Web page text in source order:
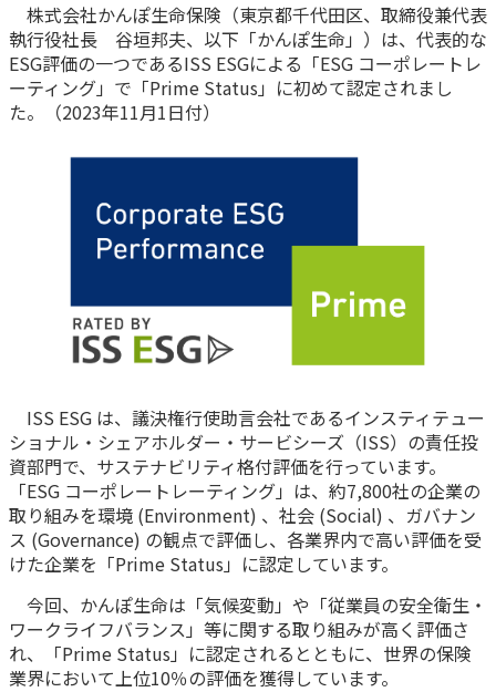
マイページログイン
入院保険金・手術保険金のご請求
お手続き一覧
マイページでできること
新規登録
ログイン
ご契約内容の確認
お客さまに関する情報等の確認の取り組み
保険をご検討中のお客さま
終身保険
定期保険
学資保険
長寿支援保険
お見積りシミュレーション
資料請求
保険の探し方のポイント
保険かんたん診断
これからのライフイベントでかかる費用とは？
法人のお客さま
【まずはご相談ください】企業経営でお悩みの方はこ
ちら
目的から探す
お役立ち情報
法人向け資料請求
お役立ち情報
かんぽのLifeサポートナビ
保険
お金
子育て
ライフプラン
健康情報
かんぽ生命について
かんぽ生命について
ご挨拶
会社概要
財務情報
株主・投資家のみなさまへ
日本郵政グループとしての取り組み
採用情報
CM・オウンドメディア／ソーシャルメディア
よくあるご質問
サステナビリティ
株主・投資家のみなさまへ
採用情報
English
株式会社かんぽ生命保険（東京都千代田区、取締役兼代表
執行役社長 谷垣邦夫、以下「かんぽ生命」）は、代表的な
ESG評価の一つであるISS ESGによる「ESG コーポレートレ
ーティング」で「Prime Status」に初めて認定されまし
た。（2023年11月1日付）
ISS ESG は、議決権行使助言会社であるインスティテュー
ショナル・シェアホルダー・サービシーズ（ISS）の責任投
資部門で、サステナビリティ格付評価を行っています。
「ESG コーポレートレーティング」は、約7,800社の企業の
取り組みを環境 (Environment) 、社会 (Social) 、ガバナン
ス (Governance) の観点で評価し、各業界内で高い評価を受
けた企業を「Prime Status」に認定しています。
今回、かんぽ生命は「気候変動」や「従業員の安全衛生・
ワークライフバランス」等に関する取り組みが高く評価さ
れ、「Prime Status」に認定されるとともに、世界の保険
業界において上位10％の評価を獲得しています。